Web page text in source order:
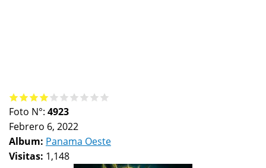
Foto N°: 4923
Febrero 6, 2022
Album: Panama Oeste
Visitas: 1,148